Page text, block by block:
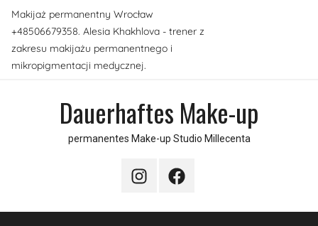
Skip
content
Makijaż permanentny Wrocław
+48506679358. Alesia Khakhlova - trener z
zakresu makijażu permanentnego i
mikropigmentacji medycznej.
Dauerhaftes Make-up
permanentes Make-up Studio Millecenta
InstagramFacebook